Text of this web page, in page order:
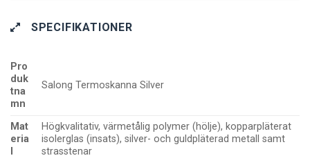
SPECIFIKATIONER
Pro
duk
tna
mn
Salong Termoskanna Silver
Mat
eria
Högkvalitativ, värmetålig polymer (hölje), kopparpläterat
isolerglas (insats), silver- och guldpläterad metall samt
strasstenar